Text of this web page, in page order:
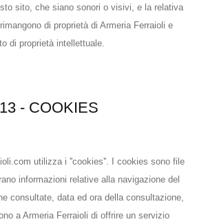
sito, che siano sonori o visivi, e la relativa
di proprietà di Armeria Ferraioli e
di proprietà intellettuale.
- COOKIES
utilizza i ''cookies''. I cookies sono file
informazioni relative alla navigazione del
consultate, data ed ora della consultazione,
a Armeria Ferraioli di offrire un servizio